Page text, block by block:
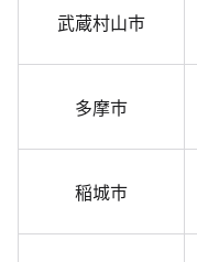
武蔵村山市
多摩市
稲城市